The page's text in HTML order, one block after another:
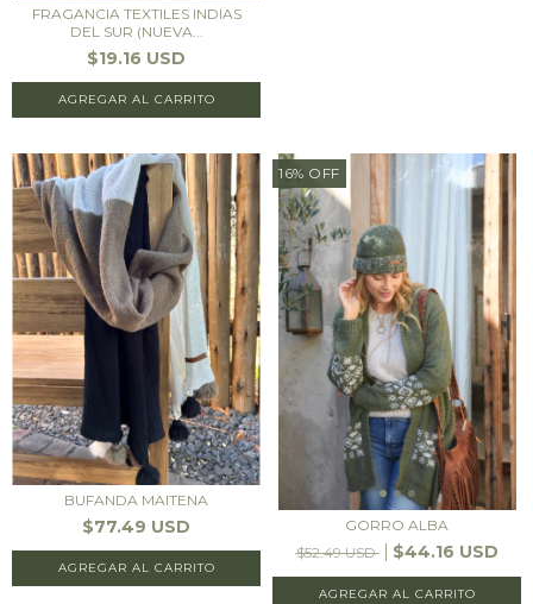
FRAGANCIA TEXTILES INDIAS
DEL SUR (NUEVA...
$19.16 USD
AGREGAR AL CARRITO
BUFANDA MAITENA
$77.49 USD
16% OFF
GORRO ALBA
$52.49 USD
$44.16 USD
AGREGAR AL CARRITO